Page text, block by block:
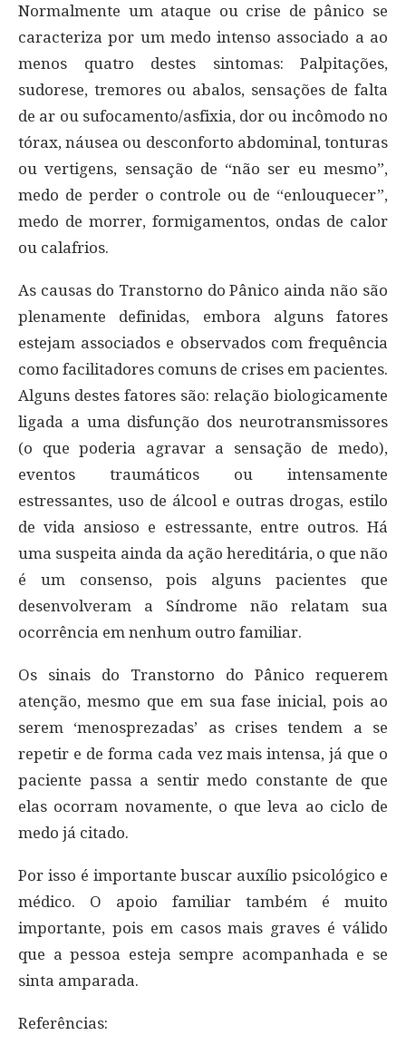
Normalmente um ataque ou crise de pânico se
caracteriza por um medo intenso associado a ao
menos quatro destes sintomas: Palpitações,
sudorese, tremores ou abalos, sensações de falta
de ar ou sufocamento/asfixia, dor ou incômodo no
tórax, náusea ou desconforto abdominal, tonturas
ou vertigens, sensação de “não ser eu mesmo”,
medo de perder o controle ou de “enlouquecer”,
medo de morrer, formigamentos, ondas de calor
ou calafrios.
As causas do Transtorno do Pânico ainda não são
plenamente definidas, embora alguns fatores
estejam associados e observados com frequência
como facilitadores comuns de crises em pacientes.
Alguns destes fatores são: relação biologicamente
ligada a uma disfunção dos neurotransmissores
(o que poderia agravar a sensação de medo),
eventos traumáticos ou intensamente
estressantes, uso de álcool e outras drogas, estilo
de vida ansioso e estressante, entre outros. Há
uma suspeita ainda da ação hereditária, o que não
é um consenso, pois alguns pacientes que
desenvolveram a Síndrome não relatam sua
ocorrência em nenhum outro familiar.
Os sinais do Transtorno do Pânico requerem
atenção, mesmo que em sua fase inicial, pois ao
serem ‘menosprezadas’ as crises tendem a se
repetir e de forma cada vez mais intensa, já que o
paciente passa a sentir medo constante de que
elas ocorram novamente, o que leva ao ciclo de
medo já citado.
Por isso é importante buscar auxílio psicológico e
médico. O apoio familiar também é muito
importante, pois em casos mais graves é válido
que a pessoa esteja sempre acompanhada e se
sinta amparada.
Referências: